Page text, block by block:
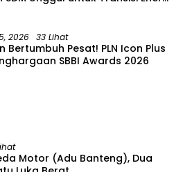
2026 33 Lihat
Bertumbuh Pesat! PLN Icon Plus
SBBI Awards 2026
Motor (Adu Banteng), Dua